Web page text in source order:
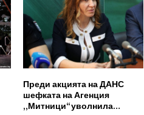
Преди акцията на ДАНС
шефката на Агенция
„Митници“ уволнила…